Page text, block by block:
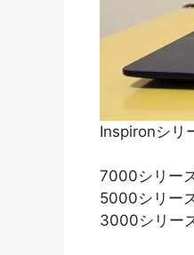
Inspironシリ
7000シリー
5000シリー
3000シリー